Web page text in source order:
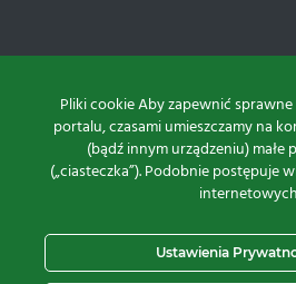
Projekt i realizacja:
Pliki cookie Aby zapewnić
portalu, czasami umieszczamy na
(bądź innym urządzeniu) małe
(„ciasteczka”). Podobnie postępuje
Ustawienia